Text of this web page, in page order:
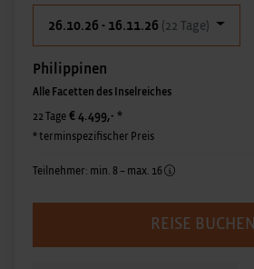
26.10.26 - 16.11.26 (22 Tage)
Philippinen
Alle Facetten des Inselreiches
22 Tage € 4.499,- *
* terminspezifischer Preis
Teilnehmer: min. 8 – max. 16
REISE BUCHEN